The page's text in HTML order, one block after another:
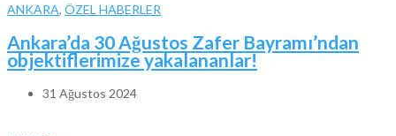
ANKARA, ÖZEL HABERLER
Ankara’da 30 Ağustos Zafer Bayramı’ndan
objektiflerimize yakalananlar!
31 Ağustos 2024